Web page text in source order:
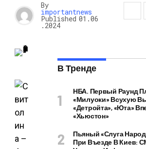
By
importantnews
Published 01.06
.2024
В Тренде
НБА. Первый Раунд
«Милуоки» Всухую
«Детройта», «Юта»
«Хьюстон»
Пьяный «слуга
При Въезде В Киев: